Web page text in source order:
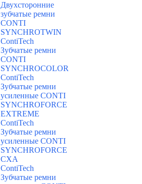
Двухсторонние
зубчатые ремни
CONTI
SYNCHROTWIN
ContiTech
Зубчатые ремни
CONTI
SYNCHROCOLOR
ContiTech
Зубчатые ремни
усиленные CONTI
SYNCHROFORCE
EXTREME
ContiTech
Зубчатые ремни
усиленные CONTI
SYNCHROFORCE
CXA
ContiTech
Зубчатые ремни